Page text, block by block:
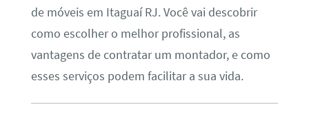
de móveis em Itaguaí RJ. Você vai descobrir
como escolher o melhor profissional, as
vantagens de contratar um montador, e como
esses serviços podem facilitar a sua vida.